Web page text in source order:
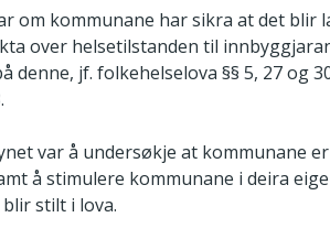
om kommunane har sikra at det
over helsetilstanden til
denne, jf. folkehelselova §§ 5, 27 og
var å undersøkje at kommunane
å stimulere kommunane i deira
stilt i lova.